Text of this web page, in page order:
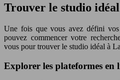
Trouver le studio idéal
Une fois que vous avez défini
pouvez commencer votre
vous pour trouver le studio idéal à
Explorer les plateformes en